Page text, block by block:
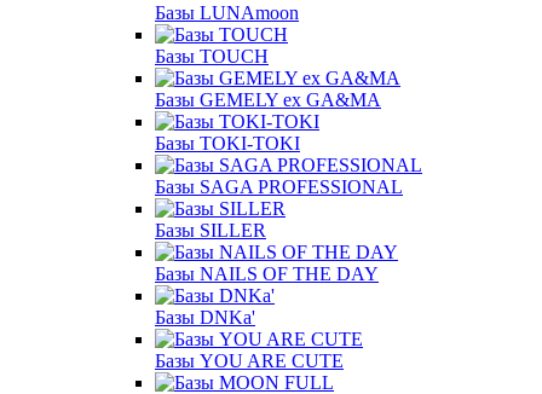
Базы LUNAmoon
Базы TOUCH
Базы GEMELY ex GA&MA
Базы TOKI-TOKI
Базы SAGA PROFESSIONAL
Базы SILLER
Базы NAILS OF THE DAY
Базы DNKa'
Базы YOU ARE CUTE